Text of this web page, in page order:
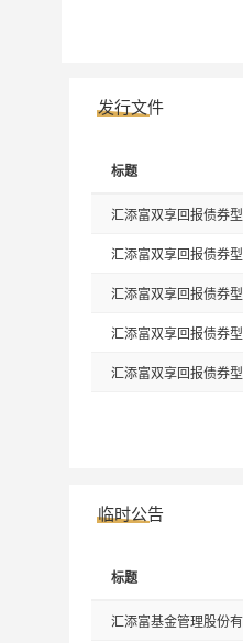
发行文件
标题
汇添富双享回报债券
临时公告
标题